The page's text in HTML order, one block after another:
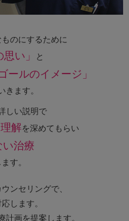
のにするために
思い」 と
ールのイメージ」
きます。
しい説明で
解を深めてもらい
い治療
す。
ンセリングで、
します。
計画を提案します。